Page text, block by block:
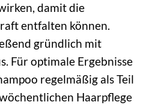
damit die
entfalten können.
gründlich mit
Für optimale Ergebnisse
regelmäßig als Teil
Haarpflege